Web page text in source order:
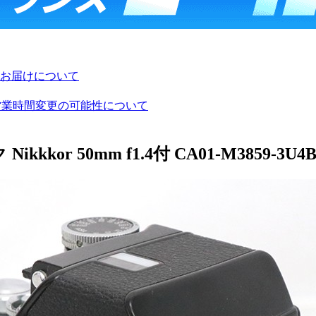
届けについて
時間変更の可能性について
50mm f1.4付 CA01-M3859-3U4B